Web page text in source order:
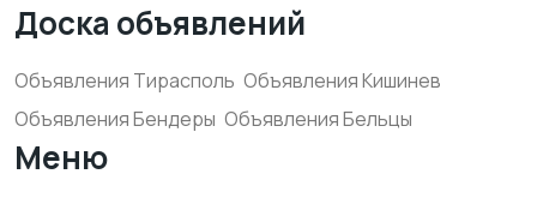
Доска объявлений
Объявления Тирасполь Объявления Кишинев
Объявления Бендеры Объявления Бельцы
Меню